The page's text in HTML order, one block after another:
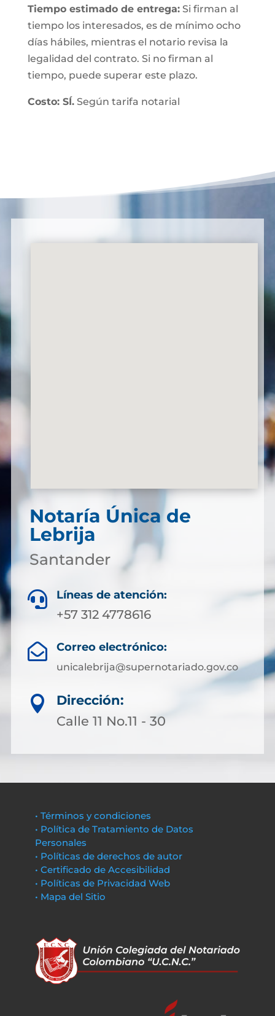
Tiempo estimado de entrega:Si firman al
tiempo los interesados, es de mínimo ocho
días hábiles, mientras el notario revisa la
legalidad del contrato. Si no firman al
tiempo, puede superar este plazo.
Costo: SÍ.Según tarifa notarial
Notaría Única de
Lebrija
Santander
 Líneas de atención:
+57 312 4778616
 Correo electrónico:
unicalebrija@supernotariado.gov.co

Dirección:
Calle 11 No.11 - 30
• Términos y condiciones
• Política de Tratamiento de Datos
Personales
• Políticas de derechos de autor
• Certificado de Accesibilidad
• Políticas de Privacidad Web
• Mapa del Sitio